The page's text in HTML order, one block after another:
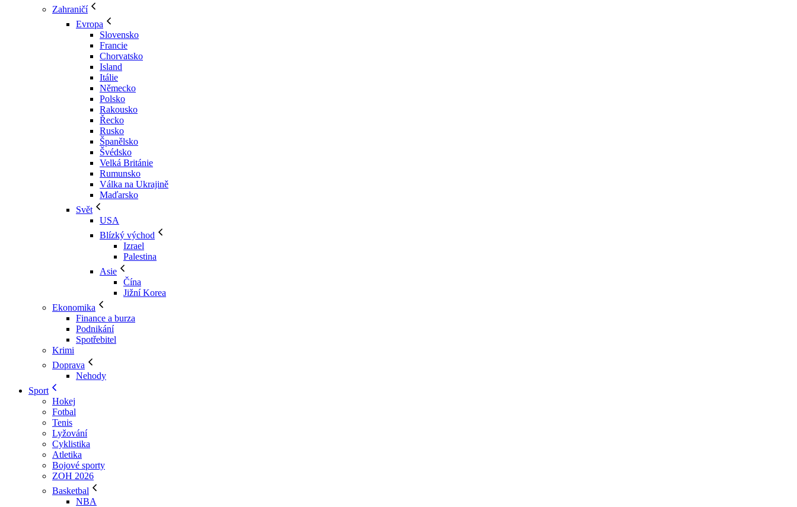
Zahraničí
Evropa
Slovensko
Francie
Chorvatsko
Island
Itálie
Německo
Polsko
Rakousko
Řecko
Rusko
Španělsko
Švédsko
Velká Británie
Rumunsko
Válka na Ukrajině
Maďarsko
Svět
USA
Blízký východ
Izrael
Palestina
Asie
Čína
Jižní Korea
Ekonomika
Finance a burza
Podnikání
Spotřebitel
Krimi
Doprava
Nehody
Sport
Hokej
Fotbal
Tenis
Lyžování
Cyklistika
Atletika
Bojové sporty
ZOH 2026
Basketbal
NBA